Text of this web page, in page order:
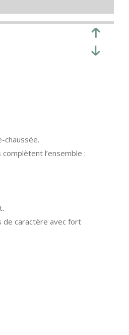
chaussée.
l’ensemble :
de caractère avec fort